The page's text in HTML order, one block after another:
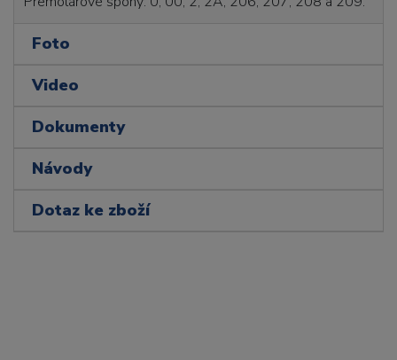
Foto
Video
Dokumenty
Návody
Dotaz ke zboží